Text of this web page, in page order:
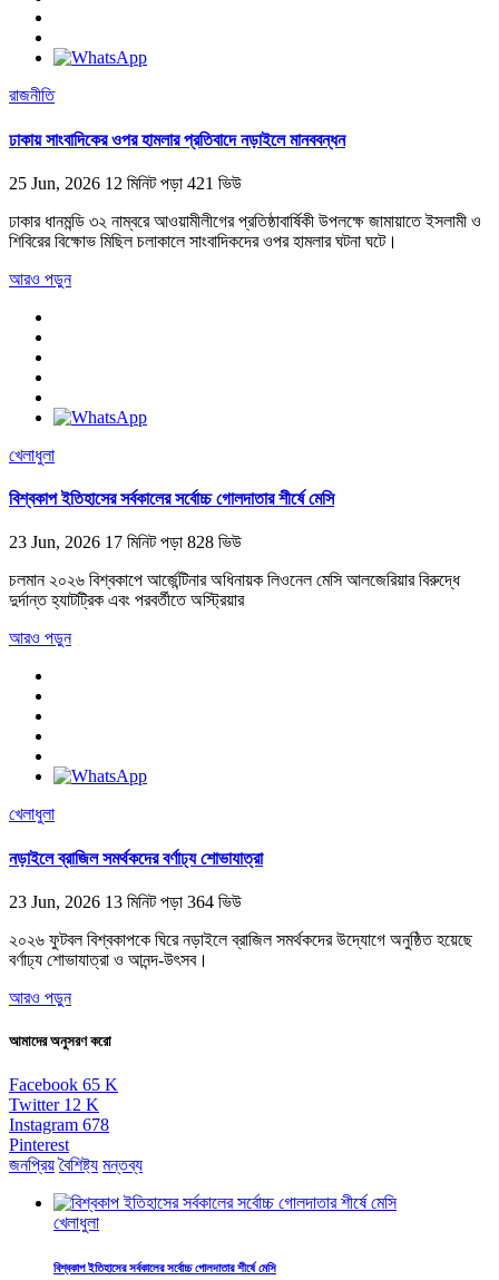
রাজনীতি
ঢাকায় সাংবাদিকের ওপর হামলার প্রতিবাদে নড়াইলে মানববন্ধন
25 Jun, 2026 12 মিনিট পড়া 421 ভিউ
ঢাকার ধানমন্ডি ৩২ নাম্বরে আওয়ামীলীগের প্রতিষ্ঠাবার্ষিকী উপলক্ষে জামায়াতে ইসলামী ও
শিবিরের বিক্ষোভ মিছিল চলাকালে সাংবাদিকদের ওপর হামলার ঘটনা ঘটে।
আরও পড়ুন
খেলাধুলা
বিশ্বকাপ ইতিহাসের সর্বকালের সর্বোচ্চ গোলদাতার শীর্ষে মেসি
23 Jun, 2026 17 মিনিট পড়া 828 ভিউ
চলমান ২০২৬ বিশ্বকাপে আর্জেন্টিনার অধিনায়ক লিওনেল মেসি আলজেরিয়ার বিরুদ্ধে
দুর্দান্ত হ্যাটট্রিক এবং পরবর্তীতে অস্ট্রিয়ার
আরও পড়ুন
খেলাধুলা
নড়াইলে ব্রাজিল সমর্থকদের বর্ণাঢ্য শোভাযাত্রা
23 Jun, 2026 13 মিনিট পড়া 364 ভিউ
২০২৬ ফুটবল বিশ্বকাপকে ঘিরে নড়াইলে ব্রাজিল সমর্থকদের উদ্যোগে অনুষ্ঠিত হয়েছে
বর্ণাঢ্য শোভাযাত্রা ও আনন্দ-উৎসব।
আরও পড়ুন
আমাদের অনুসরণ করো
Facebook 65 K
Twitter 12 K
Instagram 678
Pinterest
জনপ্রিয় বৈশিষ্ট্য মন্তব্য
খেলাধুলা
বিশ্বকাপ ইতিহাসের সর্বকালের সর্বোচ্চ গোলদাতার শীর্ষে মেসি